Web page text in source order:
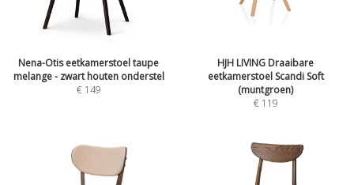
Nena-Otis eetkamerstoel taupe
melange - zwart houten onderstel
€ 149
HJH LIVING Draaibare
eetkamerstoel Scandi Soft
(muntgroen)
€ 119